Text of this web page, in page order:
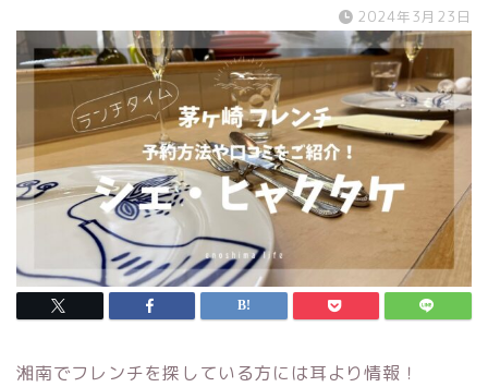
2024年3月23日
湘南でフレンチを探している方には耳より情報！